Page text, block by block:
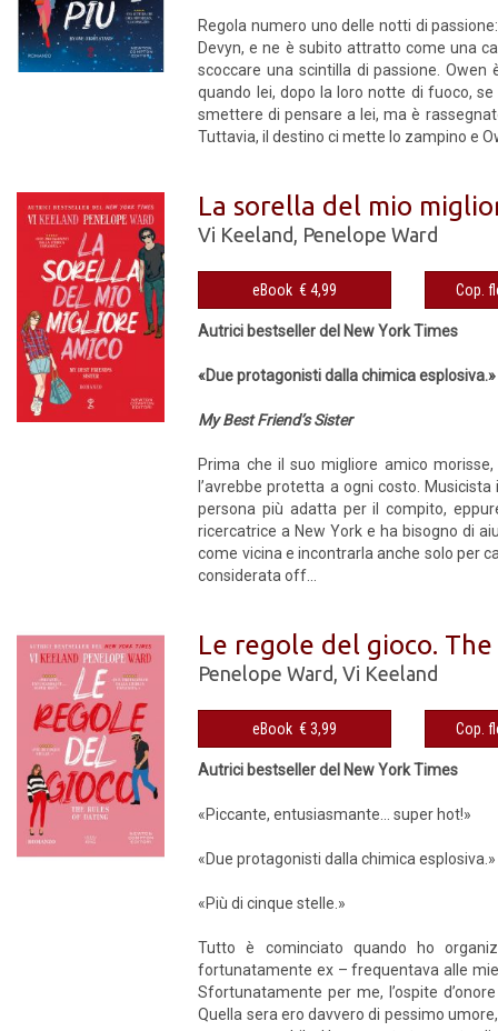
Regola numero uno delle notti di
Devyn, e ne è subito attratto come una
scoccare una scintilla di passione.
quando lei, dopo la loro notte di fuoco,
smettere di pensare a lei, ma è
Tuttavia, il destino ci mette lo zampino e
La sorella del mio
Vi Keeland Penelope Ward
eBook € 4,99
Autrici bestseller del New York Times
«Due protagonisti dalla chimica esplosiva.»
My Best Friend’s Sister
Prima che il suo migliore amico
l’avrebbe protetta a ogni costo.
persona più adatta per il compito,
ricercatrice a New York e ha bisogno di
come vicina e incontrarla anche solo per
considerata off...
Le regole del gioco.
Penelope Ward ,Vi Keeland
eBook € 3,99
Autrici bestseller del New York Times
«Piccante, entusiasmante… super hot!»
«Due protagonisti dalla chimica esplosiva.»
«Più di cinque stelle.»
Tutto è cominciato quando ho
fortunatamente ex – frequentava alle
Sfortunatamente per me, l’ospite
Quella sera ero davvero di pessimo